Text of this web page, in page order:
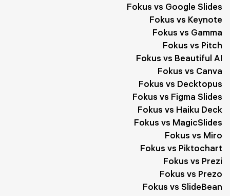
Fokus vs Google Slides
Fokus vs Keynote
Fokus vs Gamma
Fokus vs Pitch
Fokus vs Beautiful AI
Fokus vs Canva
Fokus vs Decktopus
Fokus vs Figma Slides
Fokus vs Haiku Deck
Fokus vs MagicSlides
Fokus vs Miro
Fokus vs Piktochart
Fokus vs Prezi
Fokus vs Prezo
Fokus vs SlideBean